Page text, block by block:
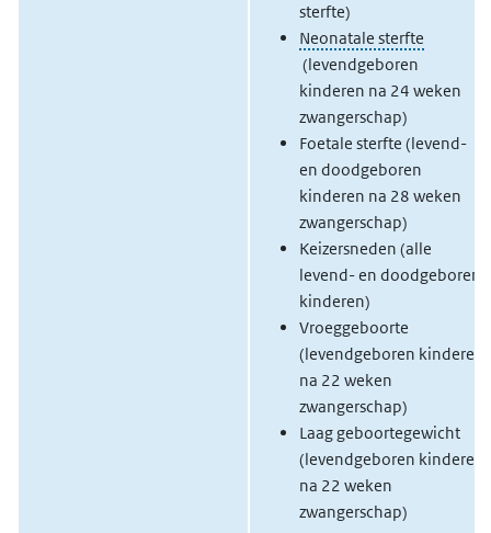
sterfte)
Neonatale sterfte
(levendgeboren
kinderen na 24 weken
zwangerschap)
Foetale sterfte (levend-
en doodgeboren
kinderen na 28 weken
zwangerschap)
Keizersneden (alle
levend- en doodgeboren
kinderen)
Vroeggeboorte
(levendgeboren kinderen
na 22 weken
zwangerschap)
Laag geboortegewicht
(levendgeboren kinderen
na 22 weken
zwangerschap)